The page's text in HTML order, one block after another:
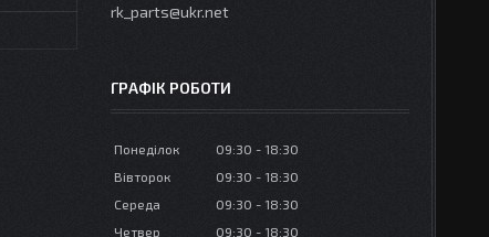
rk_parts@ukr.net
ГРАФІК РОБОТИ
Понеділок 09:30
18:30
Вівторок
09:30
18:30
Середа
09:30
18:30
Четвер
09:30 18:30